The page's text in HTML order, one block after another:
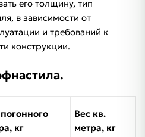
его толщину, тип
в зависимости от
и требований к
конструкции.
кг
Вес кв.
метра, кг